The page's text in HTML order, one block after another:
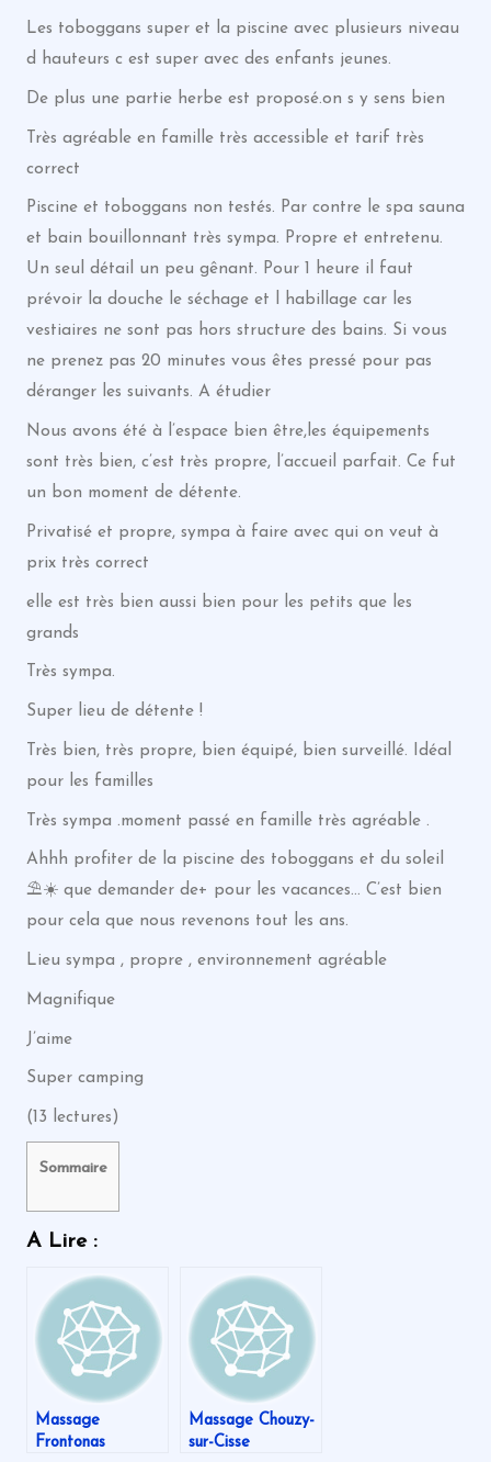
Les toboggans super et la piscine avec plusieurs niveau
d hauteurs c est super avec des enfants jeunes.
De plus une partie herbe est proposé.on s y sens bien
Très agréable en famille très accessible et tarif très
correct
Piscine et toboggans non testés. Par contre le spa sauna
et bain bouillonnant très sympa. Propre et entretenu.
Un seul détail un peu gênant. Pour 1 heure il faut
prévoir la douche le séchage et l habillage car les
vestiaires ne sont pas hors structure des bains. Si vous
ne prenez pas 20 minutes vous êtes pressé pour pas
déranger les suivants. A étudier
Nous avons été à l’espace bien être,les équipements
sont très bien, c’est très propre, l’accueil parfait. Ce fut
un bon moment de détente.
Privatisé et propre, sympa à faire avec qui on veut à
prix très correct
elle est très bien aussi bien pour les petits que les
grands
Très sympa.
Super lieu de détente !
Très bien, très propre, bien équipé, bien surveillé. Idéal
pour les familles
Très sympa .moment passé en famille très agréable .
Ahhh profiter de la piscine des toboggans et du soleil
⛱️☀️ que demander de+ pour les vacances… C’est bien
pour cela que nous revenons tout les ans.
Lieu sympa , propre , environnement agréable
Magnifique
J’aime
Super camping
(13 lectures)
Sommaire
A Lire :
Massage
Frontonas
Massage Chouzy-
sur-Cisse